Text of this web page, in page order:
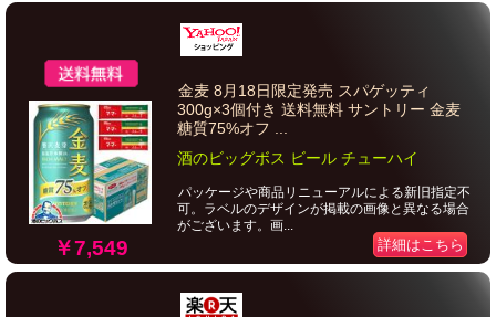
￥7,549
金麦 8月18日限定発売 スパゲッティ
300g×3個付き 送料無料 サントリー 金麦
糖質75%オフ ...
酒のビッグボス ビール チューハイ
パッケージや商品リニューアルによる新旧指定不
可。ラベルのデザインが掲載の画像と異なる場合
がございます。画...
詳細はこちら